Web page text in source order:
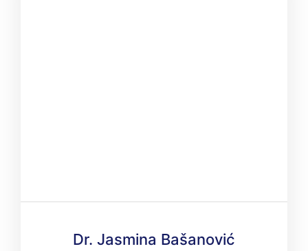
Dr. Jasmina Bašanović